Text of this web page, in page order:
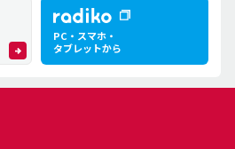
PC・スマホ・
タブレットから